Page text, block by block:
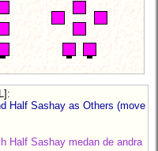
:
Half Sashay as Others (move
Half Sashay medan de andra